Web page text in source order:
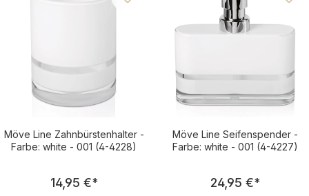
Möve Line Zahnbürstenhalter -
Farbe: white - 001 (4-4228)
Regulärer Preis:
14,95 €*
Möve Line Seifenspender -
Farbe: white - 001 (4-4227)
Regulärer
24,95 €*